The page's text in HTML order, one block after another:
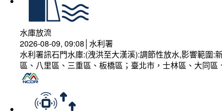
水庫放流
2026-08-09, 09:08│水利署
水利署訊石門水庫:(洩洪至大漢溪):調節性放水,影響範圍
區、八里區、三重區、板橋區；臺北市，士林區、大同